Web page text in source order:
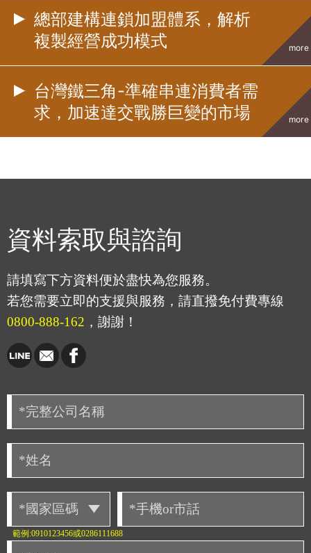
總部建構連鎖加盟體系，解析
複製經營成功模式
more
台灣鐵三角-準確串連消費者需
求，加速達交戰勝巨變的市場
more
資料索取與諮詢
請填寫下方資料便於盡快為您服務。
若您需要立即的支援與服務，請直撥免付費專線
0800-888-162 ，謝謝！
範例:0910123456或0286111688